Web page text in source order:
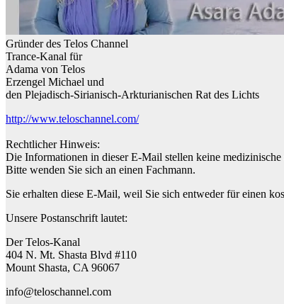
Gründer des Telos Channel
Trance-Kanal für
Adama von Telos
Erzengel Michael und
den Plejadisch-Sirianisch-Arkturianischen Rat des Lichts
http://www.teloschannel.com/
Rechtlicher Hinweis:
Die Informationen in dieser E-Mail stellen keine
Bitte wenden Sie sich an einen Fachmann.
Sie erhalten diese E-Mail, weil Sie sich entweder für einen
Unsere Postanschrift lautet:
Der Telos-Kanal
404 N. Mt. Shasta Blvd #110
Mount Shasta, CA 96067
info@teloschannel.com